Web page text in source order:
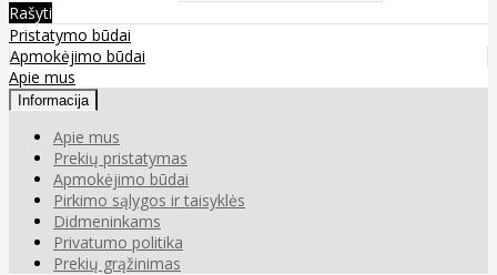
Rašyti
Pristatymo būdai
Apmokėjimo būdai
Apie mus
Informacija
Apie mus
Prekių pristatymas
Apmokėjimo būdai
Pirkimo sąlygos ir taisyklės
Didmeninkams
Privatumo politika
Prekių grąžinimas